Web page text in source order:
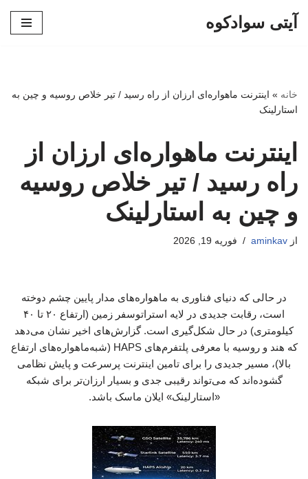
آیتی سوادکوه
خانه » اینترنت ماهواره‌ای ارزان از راه رسید / تیر خلاص روسیه و چین به
استارلینک
اینترنت ماهواره‌ای ارزان از
راه رسید / تیر خلاص روسیه
و چین به استارلینک
از aminkav فوریه 19, 2026
در حالی که دنیای فناوری به ماهواره‌های مدار پایین چشم دوخته
است، رقابت جدیدی در لایه استراتوسفر زمین (ارتفاع ۲۰ تا ۴۰
کیلومتری) در حال شکل‌گیری است. گزارش‌های اخیر نشان می‌دهد
که هند و روسیه با معرفی پلتفرم‌های HAPS (شبه‌ماهواره‌های ارتفاع
بالا)، مسیر جدیدی را برای تامین اینترنت پرسرعت و پایش نظامی
گشوده‌اند که می‌تواند رقیبی جدی و بسیار ارزان‌تر برای شبکه
«استارلینک» ایلان ماسک باشد.